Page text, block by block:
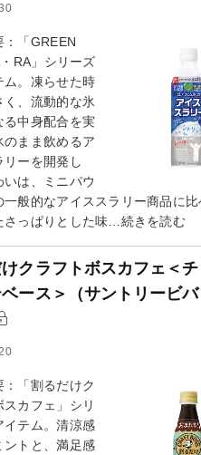
：「GREEN
RA」シリーズ
ム。凍らせた時
く、流動的な氷
る中身配合を実
のまま飲めるア
リーを開発し
いは、ミニパウ
一般的なアイススラリー商品に比
さっぱりとした味…続きを読む
クラフトボスカフェ＜
ベース＞（サントリービ
：「割るだけク
スカフェ」シリ
イテム。清涼感
ントと、満足感